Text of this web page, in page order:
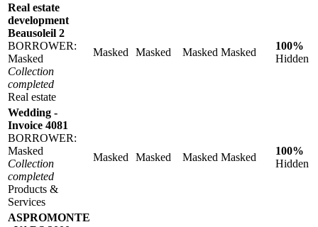
Real estate
development
Beausoleil 2
BORROWER:
Masked
Collection
completed
Real estate
Masked Masked Masked Masked
100%
Hidden
Wedding -
Invoice 4081
BORROWER:
Masked
Collection
completed
Products &
Services
Masked Masked Masked Masked
100%
Hidden
ASPROMONTE